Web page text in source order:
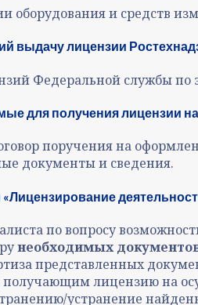
оборудования и средств
выдачу лицензии
Федеральной службы по
для получения лицензии
поручения на
документы и сведения.
по вопросу
необходимых
представленных
лицензию на
устранение